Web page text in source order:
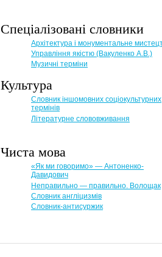
Спеціалізовані словники
Архітектура і монументальне
Управління якістю (Вакуленко А.В.)
Музичні терміни
Культура
Словник іншомовних соціокультурних
термінів
Літературне слововживання
Чиста мова
«Як ми говоримо» — Антоненко-
Давидович
Неправильно — правильно. Волощак
Словник англіцизмів
Словник-антисуржик